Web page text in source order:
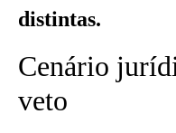
distintas.
Cenário
veto